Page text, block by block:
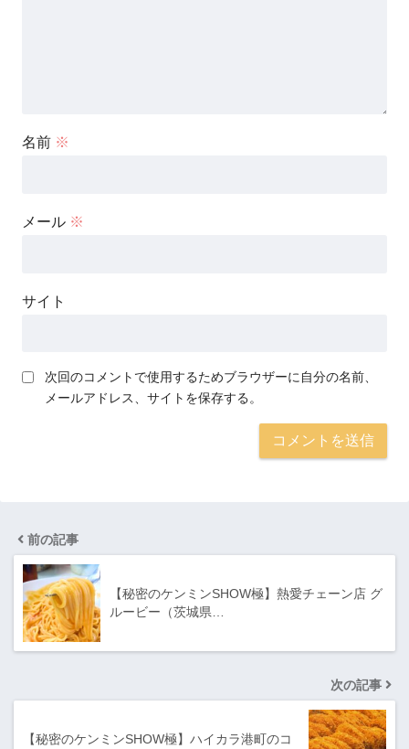
名前 ※
メール ※
サイト
次回のコメントで使用するためブラウザーに自分の名前、
メールアドレス、サイトを保存する。
前の記事
【秘密のケンミンSHOW極】熱愛チェーン店 グ
ルービー（茨城県…
次の記事
【秘密のケンミンSHOW極】ハイカラ港町のコ